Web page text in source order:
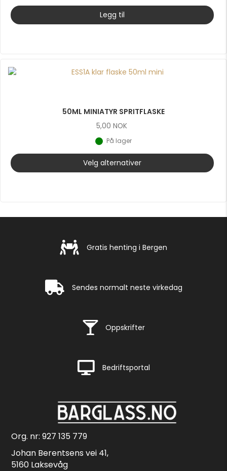
Legg til
50ML MINIATYR SPRITFLASKE
5,00 NOK
På lager
Velg alternativer
Gratis henting i Bergen
Gratis henting i Bergen
Rask levering
Sendes normalt neste virkedag
Rask levering
Oppskrifter
Rask levering
Bedriftsportal
Org. nr: 927 135 779
Johan Berentsens vei 41,
5160 Laksevåg